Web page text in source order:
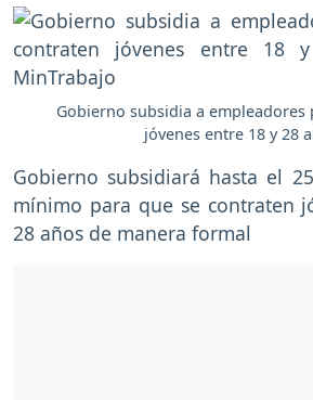
Gobierno subsidia a empleadores
jóvenes entre 18 y 28
Gobierno subsidiará hasta el
mínimo para que se contraten
28 años de manera formal